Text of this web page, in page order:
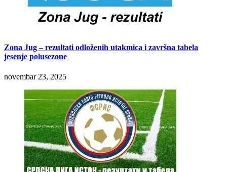
Zona Jug – rezultati odloženih utakmica i završna tabela
jesenje polusezone
novembar 23, 2025